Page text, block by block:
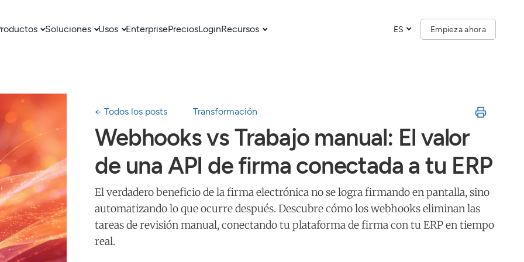
Soluciones Usos EnterprisePreciosLoginRecursos ES Empieza ahora
← Todos los posts Transformación
Webhooks vs Trabajo manual: El valor
de una API de firma conectada a tu ERP
El verdadero beneficio de la firma electrónica no se logra firmando en pantalla, sino
automatizando lo que ocurre después. Descubre cómo los webhooks eliminan las
tareas de revisión manual, conectando tu plataforma de firma con tu ERP en tiempo
real.